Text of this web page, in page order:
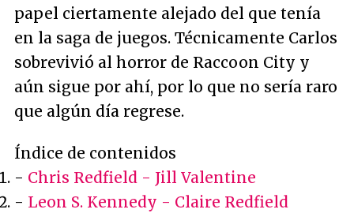
papel ciertamente alejado del que tenía
en la saga de juegos. Técnicamente Carlos
sobrevivió al horror de Raccoon City y
aún sigue por ahí, por lo que no sería raro
que algún día regrese.
Índice de contenidos
- Chris Redfield - Jill Valentine
- Leon S. Kennedy - Claire Redfield